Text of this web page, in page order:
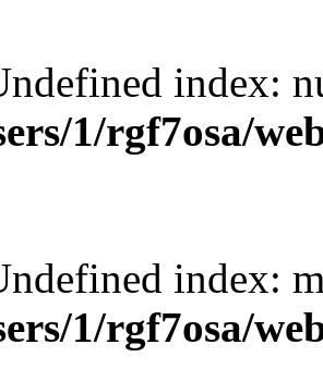
index:
1/rgf7osa/
index:
1/rgf7osa/